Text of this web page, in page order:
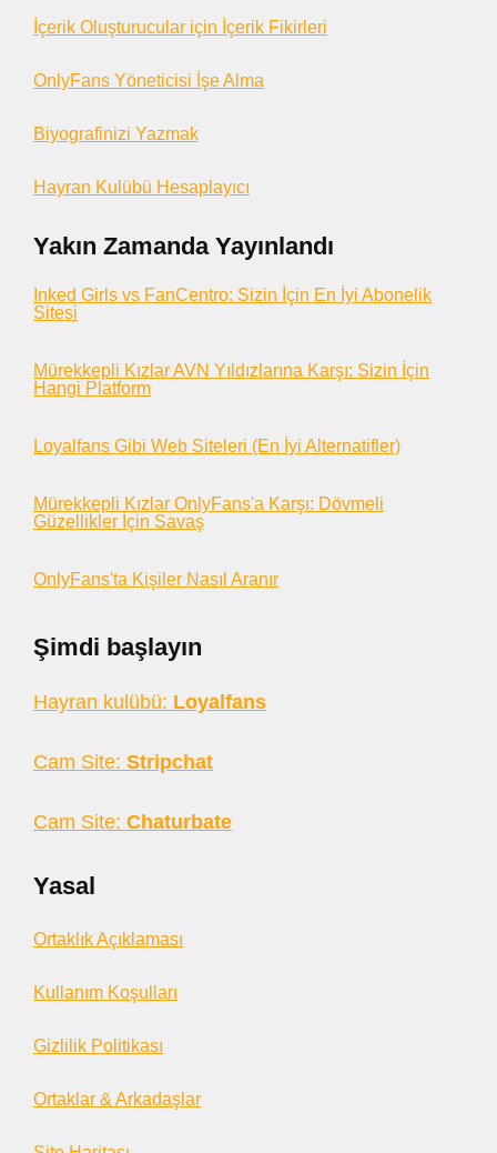
İçerik Oluşturucular için İçerik Fikirleri
OnlyFans Yöneticisi İşe Alma
Biyografinizi Yazmak
Hayran Kulübü Hesaplayıcı
Yakın Zamanda Yayınlandı
Inked Girls vs FanCentro: Sizin İçin En İyi Abonelik
Sitesi
Mürekkepli Kızlar AVN Yıldızlarına Karşı: Sizin İçin
Hangi Platform
Loyalfans Gibi Web Siteleri (En İyi Alternatifler)
Mürekkepli Kızlar OnlyFans'a Karşı: Dövmeli
Güzellikler İçin Savaş
OnlyFans'ta Kişiler Nasıl Aranır
Şimdi başlayın
Hayran kulübü: Loyalfans
Cam Site: Stripchat
Cam Site: Chaturbate
Yasal
Ortaklık Açıklaması
Kullanım Koşulları
Gizlilik Politikası
Ortaklar & Arkadaşlar